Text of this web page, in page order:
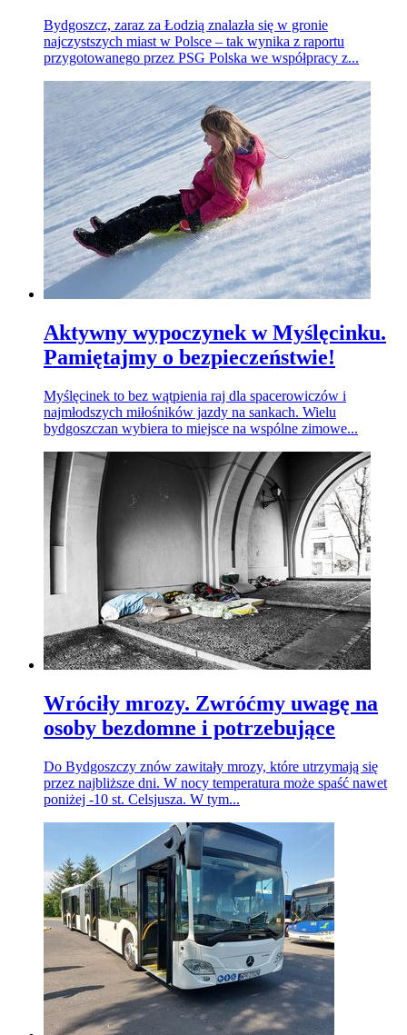
Bydgoszcz, zaraz za Łodzią znalazła się w gronie
najczystszych miast w Polsce – tak wynika z raportu
przygotowanego przez PSG Polska we współpracy z...
Aktywny wypoczynek w Myślęcinku.
Pamiętajmy o bezpieczeństwie!
Myślęcinek to bez wątpienia raj dla spacerowiczów i
najmłodszych miłośników jazdy na sankach. Wielu
bydgoszczan wybiera to miejsce na wspólne zimowe...
Wróciły mrozy. Zwróćmy uwagę na
osoby bezdomne i potrzebujące
Do Bydgoszczy znów zawitały mrozy, które utrzymają się
przez najbliższe dni. W nocy temperatura może spaść nawet
poniżej -10 st. Celsjusza. W tym...